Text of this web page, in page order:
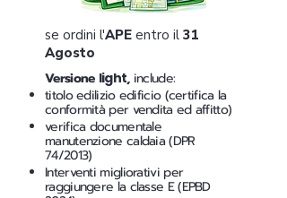
se ordini l'APE entro il 31
Agosto
Versione light,include:
titolo edilizio edificio (certifica la
conformità per vendita ed affitto)
verifica documentale
manutenzione caldaia (DPR
74/2013)
Interventi migliorativi per
raggiungere la classe E (EPBD